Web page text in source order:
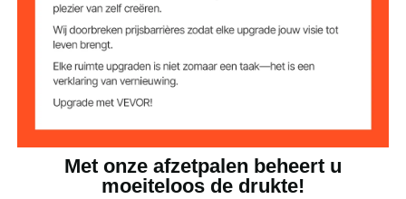
Etiketformaat
315 x 215 mm / 12,4 x 8,5
inch
Weergaveformaat
etiketten
275 x 175 mm / 10,8 x 6,9
Aantal etiketten 2
Met onze afzetpalen beheert u
moeiteloos de drukte!